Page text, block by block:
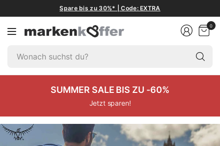
Spare bis zu 30%* | Code: EXTRA
0
SUMMER SALE BIS ZU -60%
Jetzt sparen!